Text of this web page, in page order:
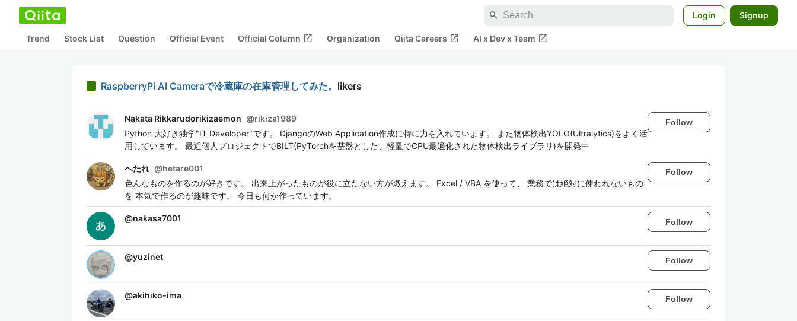
search Login Signup
Trend Stock List Question Official Event Official Column open_in_new Organization Qiita Careers open_in_new AI x Dev x Team open_in_new
RaspberryPi AI Cameraで冷蔵庫の在庫管理してみた。 likers
Nakata Rikkarudorikizaemon @rikiza1989
Python 大好き独学"IT Developer"です。 DjangoのWeb Application作成に特に力を入れています。 また物体検出YOLO(Ultralytics)をよく活
用しています。 最近個人プロジェクトでBILT(PyTorchを基盤とした、軽量でCPU最適化された物体検出ライブラリ)を開発中
Follow
へたれ @hetare001
色んなものを作るのが好きです。 出来上がったものが役に立たない方が燃えます。 Excel / VBA を使って、 業務では絶対に使われないもの
を 本気で作るのが趣味です。 今日も何か作っています。
Follow
@nakasa7001 Follow
@yuzinet Follow
@akihiko-ima Follow